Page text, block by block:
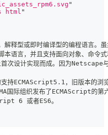
"
html "
释型或即时编译型的编程语言
本语言，并且支持面向对象、命
次设计实现而成。因为
持ECMAScript5.1，旧版本的浏
际组织发布了ECMAScript的第
6 或者ES6。